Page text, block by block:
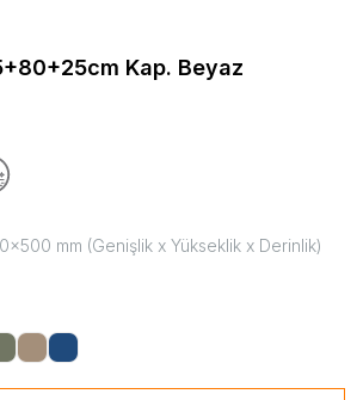
Kap. Beyaz
mm (Genişlik x Yükseklik x Derinlik)